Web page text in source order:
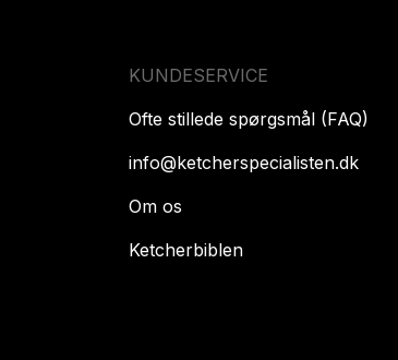
KUNDESERVICE
Ofte stillede spørgsmål (FAQ)
info@ketcherspecialisten.dk
Om os
Ketcherbiblen